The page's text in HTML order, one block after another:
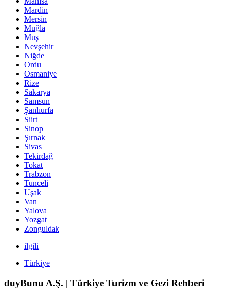
Mardin
Mersin
Muğla
Muş
Nevşehir
Niğde
Ordu
Osmaniye
Rize
Sakarya
Samsun
Şanlıurfa
Siirt
Sinop
Şırnak
Sivas
Tekirdağ
Tokat
Trabzon
Tunceli
Uşak
Van
Yalova
Yozgat
Zonguldak
ilgili
Türkiye
duyBunu A.Ş. | Türkiye Turizm ve Gezi Rehberi